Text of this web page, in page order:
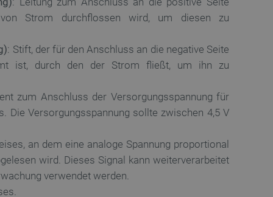
Strom durchflossen wird, um diesen zu
: Stift, der für den Anschluss an die negative Seite
ist, durch den der Strom fließt, um ihn zu
zum Anschluss der Versorgungsspannung für
Die Versorgungsspannung sollte zwischen 4,5 V
an dem eine analoge Spannung proportional
wird. Dieses Signal kann weiterverarbeitet
verwendet werden.
für das aktuell in der
der PrestaShop-
des Besuchers.
Nutzerdaten zu
der Website zu
verwendet, um
in jeder
gerichtet werden,
der Website